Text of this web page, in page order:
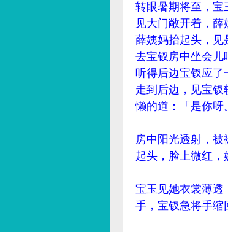
转眼暑期将至，宝
见大门敞开着，薛
薛姨妈抬起头，见
去宝钗房中坐会儿
听得后边宝钗应了
走到后边，见宝
懒的道：「是你呀
房中阳光透射，
起头，脸上微红，
宝玉见她衣裳薄透
手，宝钗急将手缩